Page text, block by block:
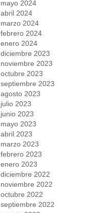
mayo 2024
abril 2024
marzo 2024
febrero 2024
enero 2024
diciembre 2023
noviembre 2023
octubre 2023
septiembre 2023
agosto 2023
julio 2023
junio 2023
mayo 2023
abril 2023
marzo 2023
febrero 2023
enero 2023
diciembre 2022
noviembre 2022
octubre 2022
septiembre 2022